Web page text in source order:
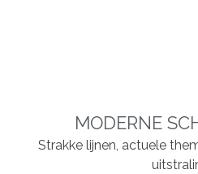
MODERNE
Strakke lijnen, actuele